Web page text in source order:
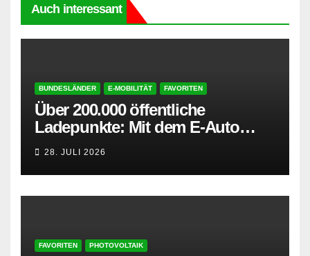
Auch interessant
BUNDESLÄNDER E-MOBILITÄT FAVORITEN
Über 200.000 öffentliche
Ladepunkte: Mit dem E-Auto
entspannt in den Sommerurlaub
28. JULI 2026
FAVORITEN PHOTOVOLTAIK